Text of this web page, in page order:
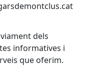
dels
informatives i
que oferim.